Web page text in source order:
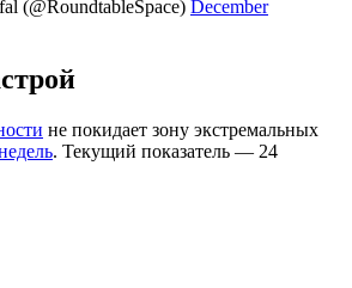
(@RoundtableSpace) December
не покидает зону экстремальных
. Текущий показатель — 24